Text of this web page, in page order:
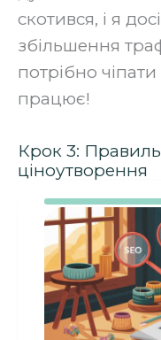
скотився, і я
збільшення
потрібно
працює!
Крок 3:
ціноутворення